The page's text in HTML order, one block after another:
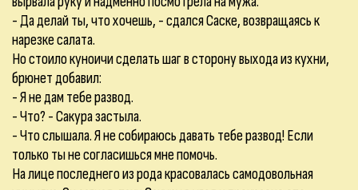
- Да делай ты, что хочешь, - сдался Саске, возвращаясь к
нарезке салата.
Но стоило куноичи сделать шаг в сторону выхода из кухни,
брюнет добавил:
- Я не дам тебе развод.
- Что? - Сакура застыла.
- Что слышала. Я не собираюсь давать тебе развод! Если
только ты не согласишься мне помочь.
На лице последнего из рода красовалась самодовольная